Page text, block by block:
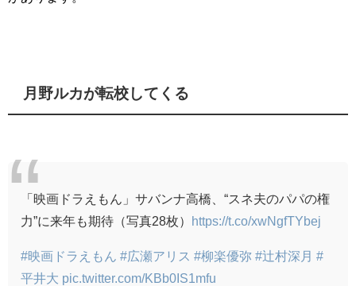
月野ルカが転校してくる
「映画ドラえもん」サバンナ高橋、“スネ夫のパパの権
力”に来年も期待（写真28枚）
https://t.co/xwNgfTYbej
#映画ドラえもん #広瀬アリス #柳楽優弥 #辻村深月 #
平井大 pic.twitter.com/KBb0IS1mfu